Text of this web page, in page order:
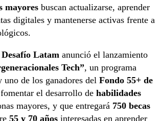
mayores buscan actualizarse, aprender
digitales y mantenerse activas frente a
Desafío Latam anunció el lanzamiento
Tech”, un programa
uno de los ganadores del Fondo 55+ de
el desarrollo de habilidades
mayores, y que entregará 750 becas
55 y 70 años interesadas en aprender